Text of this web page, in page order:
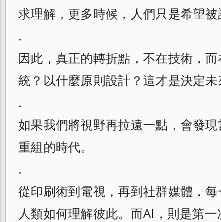
求理解，更多時候，人們只是希望
.
因此，真正的轉折點，不在技術，
統？以什麼原則設計？這才是決定
.
如果我們將視野再拉遠一點，會發
重組的時代。
.
從印刷術到電視，再到社群媒體，
人類如何理解彼此。而AI，則是第